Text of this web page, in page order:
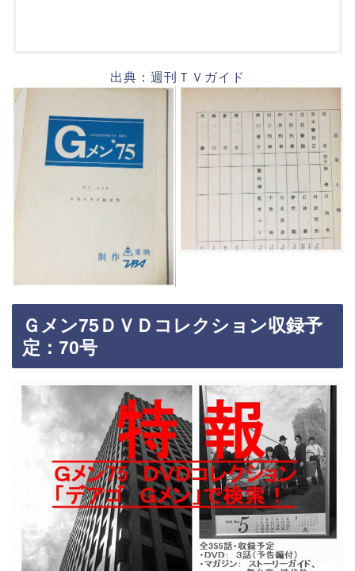
出典：週刊ＴＶガイド
Ｇメン75ＤＶＤコレクション収録予
定：70号